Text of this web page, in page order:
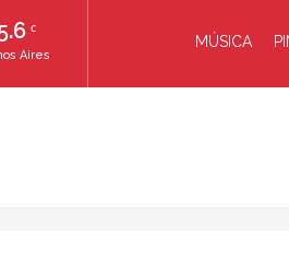
C
Aires
MÚSICA